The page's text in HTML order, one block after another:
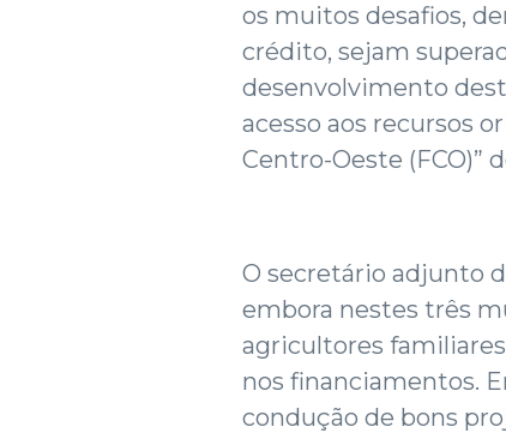
os muitos desafios,
crédito, sejam
desenvolvimento
acesso aos recursos
Centro-Oeste (FCO)”
O secretário adjunto
embora nestes três
agricultores
nos financiamentos.
condução de bons